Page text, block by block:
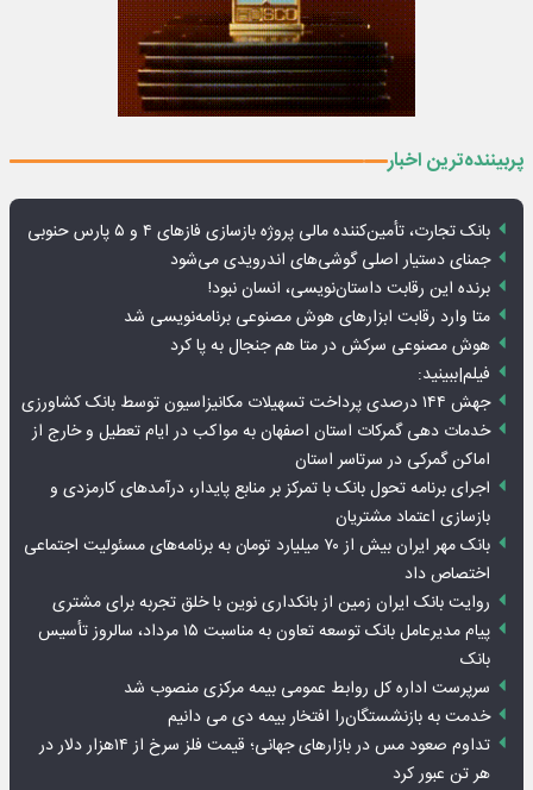
پربیننده‌ترین اخبار
بانک تجارت، تأمین‌کننده مالی پروژه بازسازی فازهای ۴ و ۵ پارس حنوبی
جمنای دستیار اصلی گوشی‌های اندرویدی می‌شود
برنده این رقابت داستان‌نویسی، انسان نبود!
متا وارد رقابت ابزارهای هوش مصنوعی برنامه‌نویسی شد
هوش مصنوعی سرکش در متا هم جنجال به پا کرد
فیلم|ببینید:
جهش ۱۴۴ درصدی پرداخت تسهیلات مکانیزاسیون توسط بانک کشاورزی
خدمات دهی گمرکات استان اصفهان به مواکب در ایام تعطیل و خارج از
اماکن گمرکی در سرتاسر استان
اجرای برنامه تحول بانک با تمرکز بر منابع پایدار، درآمدهای کارمزدی و
بازسازی اعتماد مشتریان
بانک مهر ایران بیش از ۷۰ میلیارد تومان به برنامه‌های مسئولیت اجتماعی
اختصاص داد
روایت بانک ایران زمین از بانکداری نوین با خلق تجربه برای مشتری
پیام مدیرعامل بانک توسعه تعاون به مناسبت ۱۵ مرداد، سالروز تأسیس
بانک
سرپرست اداره کل روابط عمومی بیمه مرکزی منصوب شد
خدمت به بازنشستگان‌را افتخار بیمه دی می دانیم
تداوم صعود مس در بازارهای جهانی؛ قیمت فلز سرخ از ۱۴هزار دلار در
هر تن عبور کرد